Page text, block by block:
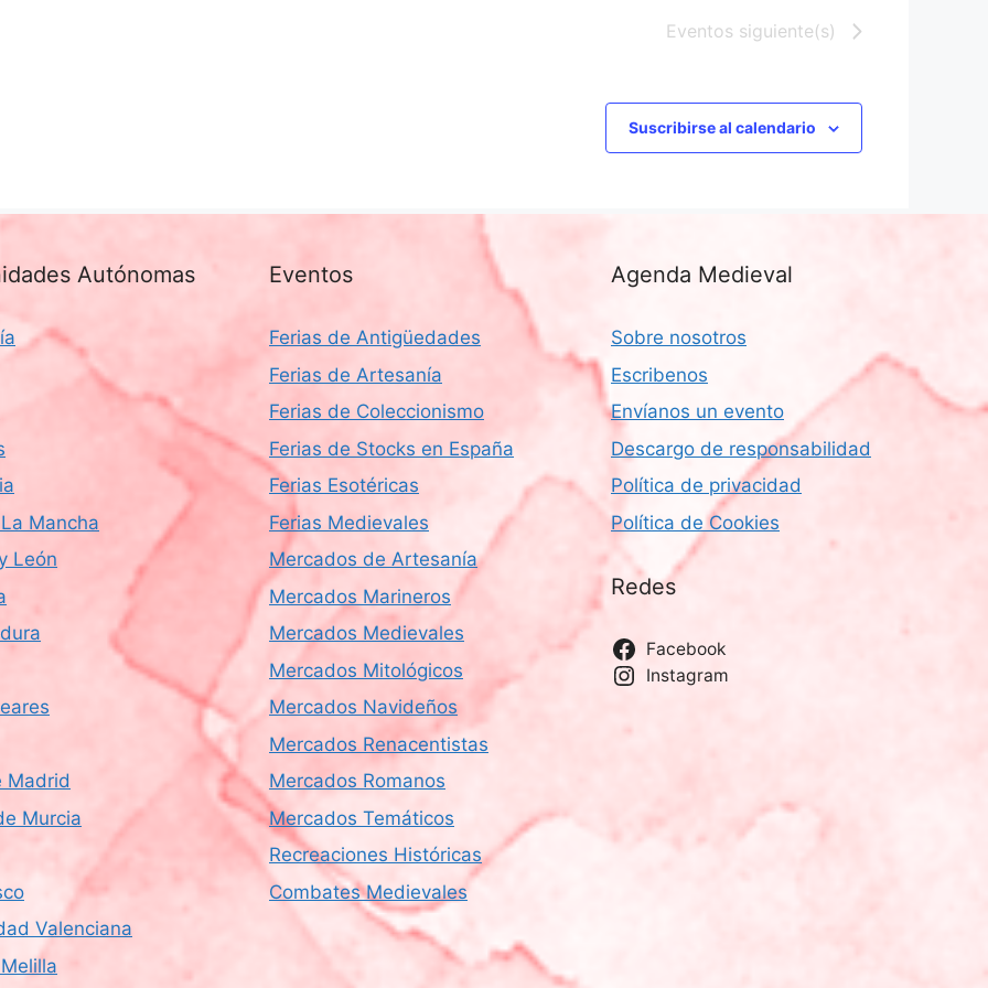
E
e
n
Eventos siguiente(s)
Suscribirse al calendario
Autónomas
Mancha
León
Madrid
Murcia
Valenciana
Eventos
Ferias de Antigüedades
Ferias de Artesanía
Ferias de Coleccionismo
Ferias de Stocks en España
Ferias Esotéricas
Ferias Medievales
Mercados de Artesanía
Mercados Marineros
Mercados Medievales
Mercados Mitológicos
Mercados Navideños
Mercados Renacentistas
Mercados Romanos
Mercados Temáticos
Recreaciones Históricas
Combates Medievales
Agenda Medieval
Sobre nosotros
Escribenos
Envíanos un evento
Descargo de responsabilidad
Política de privacidad
Política de Cookies
Redes
Facebook
Instagram